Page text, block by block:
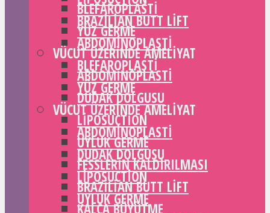
BLEFAROPLASTI
YÜZ GERME
VÜCUT ÜZERINDE AMELIYAT
ABDOMINOPLASTI
DUDAK DOLGUSU
LIPOSUCTION
UYLUK GERME
FESSLERIN KALDIRILMASI
BRAZILIAN BUTT LIFT
KALÇA BÜYÜTME
BRAZILIAN BUTT LIFT
ABDOMINOPLASTI
BLEFAROPLASTI
YÜZ GERME
VÜCUT ÜZERINDE AMELIYAT
ABDOMINOPLASTI
DUDAK DOLGUSU
LIPOSUCTION
UYLUK GERME